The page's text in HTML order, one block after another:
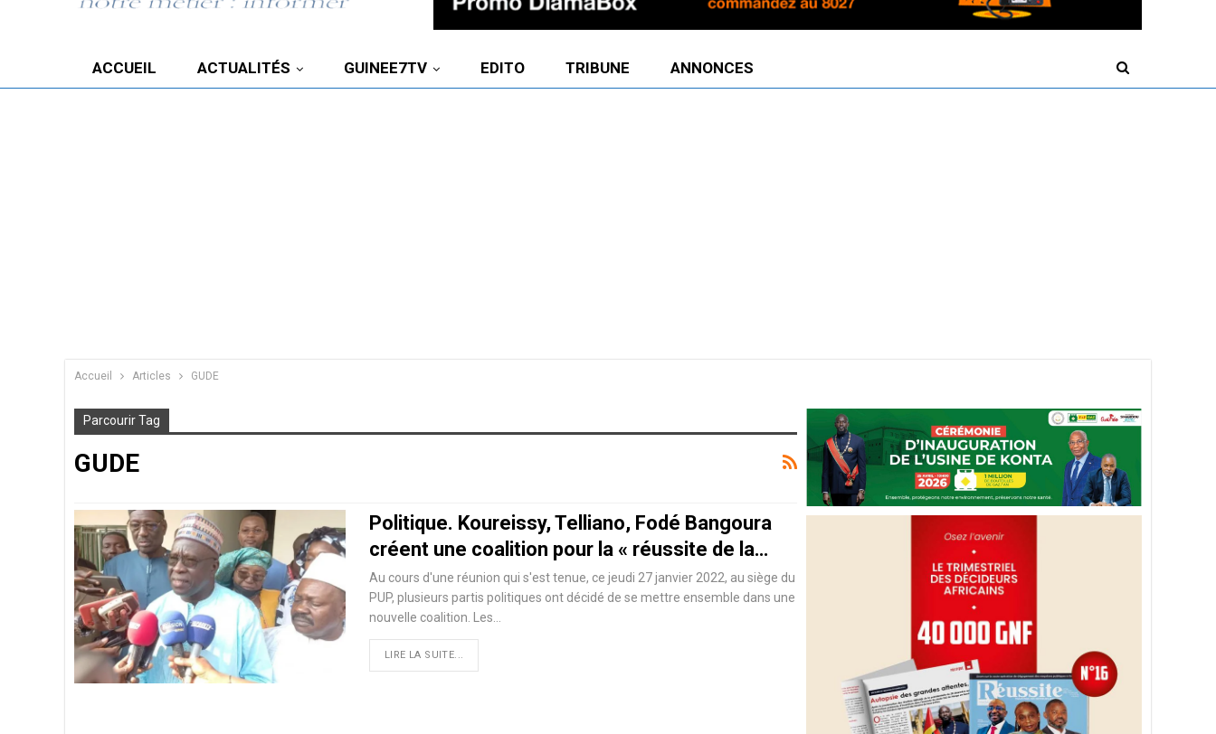
ACCUEIL ACTUALITÉS GUINEE7TV EDITO TRIBUNE ANNONCES
Accueil Articles GUDE
Parcourir Tag
GUDE
Politique. Koureissy, Telliano, Fodé Bangoura
créent une coalition pour la « réussite de la…
Au cours d'une réunion qui s'est tenue, ce jeudi 27 janvier 2022, au siège du
PUP, plusieurs partis politiques ont décidé de se mettre ensemble dans une
nouvelle coalition. Les…
LIRE LA SUITE...